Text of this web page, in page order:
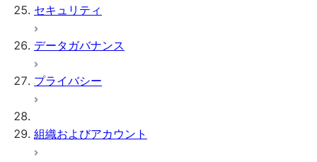
セキュリティ
データガバナンス
プライバシー
組織およびアカウント